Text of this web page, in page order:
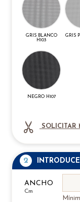
GRIS BLANCO
H103
GRIS
NEGRO H107
SOLICITAR
2
ANCHO
Cm